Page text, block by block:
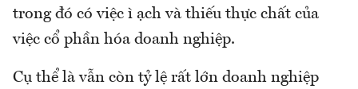
trong đó có việc ì ạch và thiếu thực chất của
việc cổ phần hóa doanh nghiệp.
Cụ thể là vẫn còn tỷ lệ rất lớn doanh nghiệp